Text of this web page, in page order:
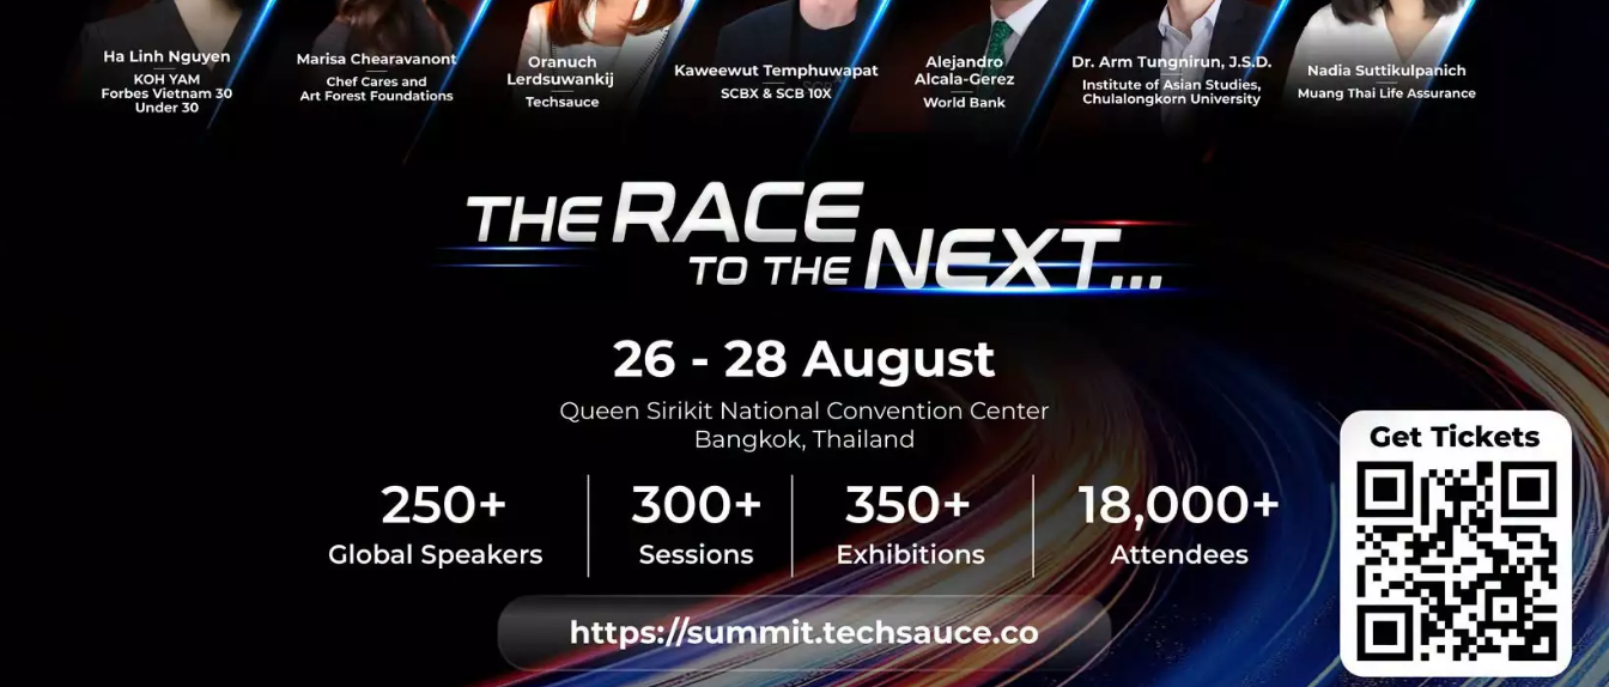
อิสระ
โดยนอกจากค่าโดยสารแล้ว คนขับแกร็บยังได้รับผลตอบแทนในรูปแบบอื่นๆ อย่างเช่น โบนัส
อินเซนทีฟ หรือส่วนลดค่าคอมมิชชัน นอกจากนี้ ยังมี
สิทธิประโยชน์อื่นๆไม่ว่าจะเป็น ประกันสุขภาพ
การผ่อนชำระสินค้ารายวัน การให้สินเชื่อ ส่วนลดจากพันธมิตร ทั้งบริการที่เกี่ยวกับการซ่อมบำรุงรถ
น้ำมัน อาหาร ท่องเที่ยว รวมถึงการจัดกิจกรรมพิเศษและคอร์สอบรมต่างๆ
ทุกเดือนเพื่อเพิ่มพูนความ
รู้และพัฒนาทักษะให้กับคนขับ นอกเหนือจากคนขับแล้ว แกร็บยังดูแลไปถึงครอบครัวด้วย โดยหนึ่งใน
โครงการสำคัญที่ดำเนินการมาอย่างต่อเนื่องนับตั้งแต่ปี2561
ศึกษาให้กับบุตรของพาร์ทเนอร์คนขับ โดยปัจจุบัน แกร็บมอบทุนไปแล้ว ล้านบาทครอบคลุม
ครอบครัว
แย่งงานแท็กซี่?
หลายคนคิดว่าบริการการเดินทางของแกร็บมีเฉพาะที่เป็นรถยนต์ส่วนบุคคลเท่านั้น แต่จริงๆ แล้วยังมี
คนขับแท็กซี่ที่เห็นประโยชน์จากการใช้เทคโนโลยีในการหาผู้โดยสารอยู่บนแพลตฟอร์มของแกร็บอีก
เป็นจำนวนมาก ปัจจุบัน
มีคนขับรถแท็กซี่หลายหมื่นคนที่รับงานผ่านแอปพลิเคชันแกร็บ
ซึ่งถือ
เป็นการเพิ่มช่องทางในการเข้าถึงผู้โดยสาร จากเดิมที่ต้องรอผู้โดยสารที่โบกเรียกตามท้องถนนเพียง
อย่างเดียว จากผลวิจัยของศูนย์ให้คำปรึกษาและพัฒนาผู้บริหารทางธุรกิจแห่งมหาวิทยาลัย
ธรรมศาสตร์ ซึ่งได้สำรวจความคิดเห็นของคนขับแท็กซี่เมื่อเร็วๆ นี้พบว่า
99%ของคนขับแท็กซี่บอก
ว่าแอปพลิเคชันเรียกรถช่วยให้เข้าถึงผู้โดยสารและทำให้มีรายได้เพิ่มมากขึ้นเทคโนโลยีของแกร็
บทำให้คนขับทราบจุดหมายปลายทางของผู้โดยสารล่วงหน้าทำให้แมตช์กับเส้นทางที่คนขับสะดวก
เดินทาง ซึ่งช่วยแก้ปัญหาการปฏิเสธผู้โดยสาร มีระบบGPSที่ช่วยแนะนำเส้นทาง ทั้งยังมีฟีเจอร์แปล